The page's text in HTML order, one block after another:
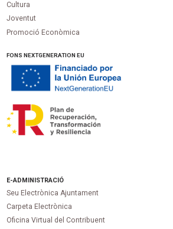
Cultura
Joventut
Promoció Econòmica
FONS NEXTGENERATION EU
E-ADMINISTRACIÓ
Seu Electrònica Ajuntament
Carpeta Electrònica
Oficina Virtual del Contribuent